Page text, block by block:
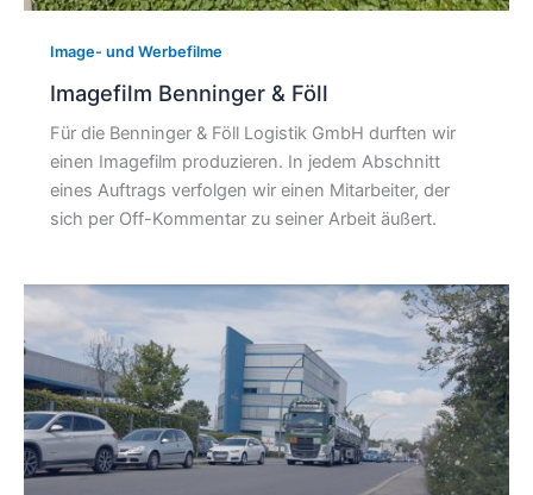
Image- und Werbefilme
Imagefilm Benninger & Föll
Für die Benninger & Föll Logistik GmbH durften wir
einen Imagefilm produzieren. In jedem Abschnitt
eines Auftrags verfolgen wir einen Mitarbeiter, der
sich per Off-Kommentar zu seiner Arbeit äußert.